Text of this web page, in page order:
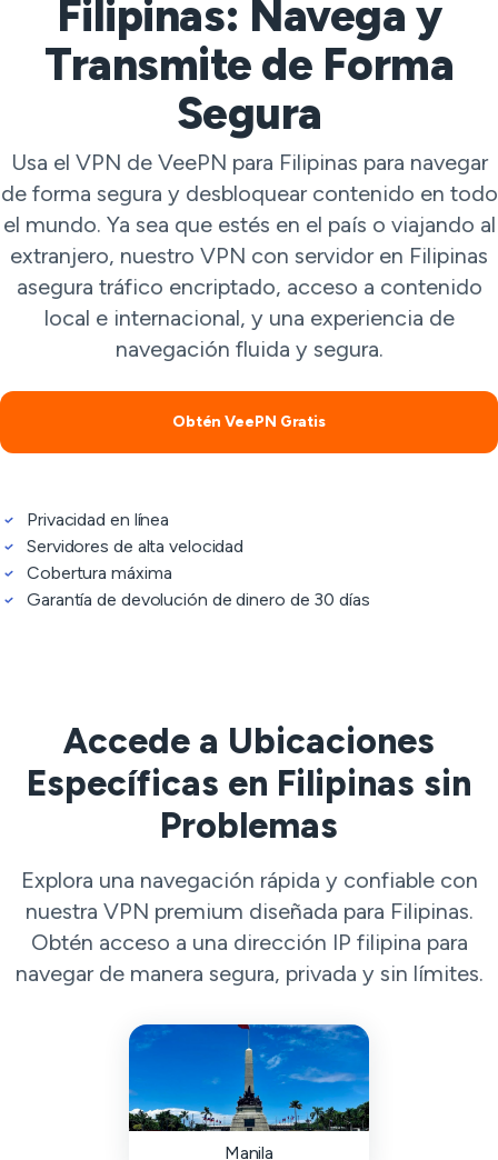
Filipinas: Navega y
Transmite de Forma
Segura
Usa el VPN de VeePN para Filipinas para navegar
de forma segura y desbloquear contenido en todo
el mundo. Ya sea que estés en el país o viajando al
extranjero, nuestro VPN con servidor en Filipinas
asegura tráfico encriptado, acceso a contenido
local e internacional, y una experiencia de
navegación fluida y segura.
Obtén VeePN Gratis
Privacidad en línea
Servidores de alta velocidad
Cobertura máxima
Garantía de devolución de dinero de 30 días
Accede a Ubicaciones
Específicas en Filipinas sin
Problemas
Explora una navegación rápida y confiable con
nuestra VPN premium diseñada para Filipinas.
Obtén acceso a una dirección IP filipina para
navegar de manera segura, privada y sin límites.
Manila